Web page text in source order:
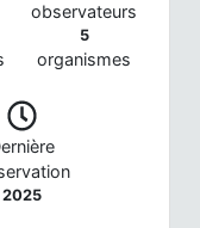
observateurs
5
organismes
2025